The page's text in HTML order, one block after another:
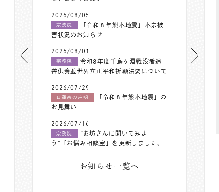
2026/08/05
宗務院
「令和８年熊本地震」本宗被
害状況のお知らせ
2026/08/01
宗務院
令和8年度千鳥ヶ淵戦没者追
善供養並世界立正平和祈願法要について
2026/07/29
日蓮宗の声明
「令和８年熊本地震」の
お見舞い
2026/07/16
宗務院
”お坊さんに聞いてみよ
う”「お悩み相談室」を更新しました。
お知らせ一覧へ